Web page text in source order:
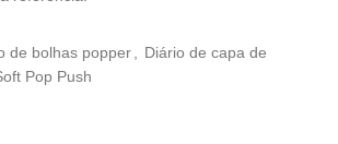
de bolhas popper, Diário de capa de
Pop Push